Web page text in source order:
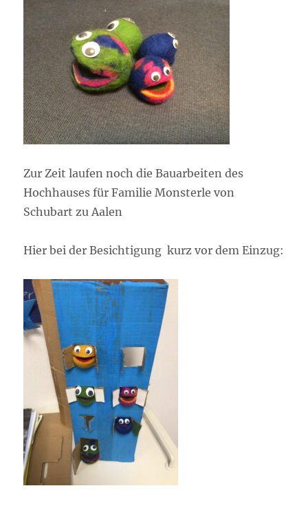
Zur Zeit laufen noch die Bauarbeiten des
Hochhauses für Familie Monsterle von
Schubart zu Aalen
Hier bei der Besichtigung kurz vor dem Einzug: